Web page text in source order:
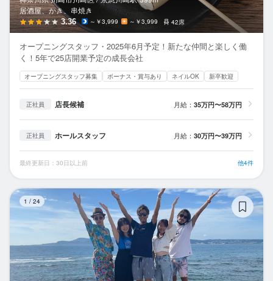
居酒屋、かき、串焼き
3.36 ～￥3,999 ～￥3,999 42席
オープニングスタッフ・2025年6月予定！新たな仲間と楽しく働
く！5年で25店開業予定の成長会社
オープニングスタッフ募集 ボーナス・賞与あり ネイルOK 新卒歓迎
正社員 店長候補 月給： 35万円〜58万円
正社員 ホールスタッフ 月給： 30万円〜39万円
最終更新日：30日以上前 他4件
1 / 24